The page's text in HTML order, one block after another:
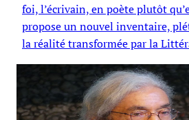
foi, l’écrivain, en poète plutôt
propose un nouvel inventaire,
la réalité transformée par la
Jean-Louis